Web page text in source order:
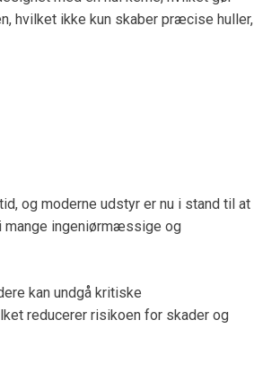
hvilket ikke kun skaber præcise huller,
og moderne udstyr er nu i stand til at
mange ingeniørmæssige og
kan undgå kritiske
reducerer risikoen for skader og